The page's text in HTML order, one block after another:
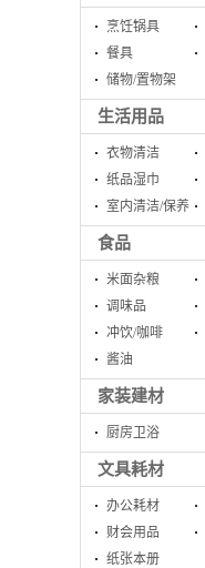
烹饪锅具
餐具
储物/置物架
生活用品
衣物清洁
纸品湿巾
室内清洁/保养
食品
米面杂粮
调味品
冲饮/咖啡
酱油
家装建材
厨房卫浴
文具耗材
办公耗材
财会用品
纸张本册